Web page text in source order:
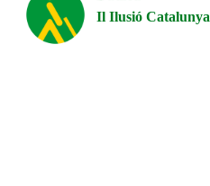
Il Ilusió Catalunya